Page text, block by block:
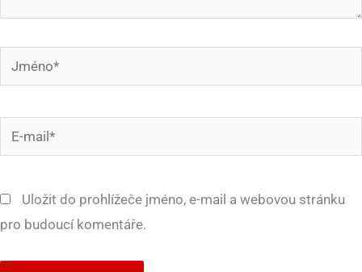
Jméno*
mail*
Uložit do prohlížeče jméno, e-mail a webovou stránku
pro budoucí komentáře.